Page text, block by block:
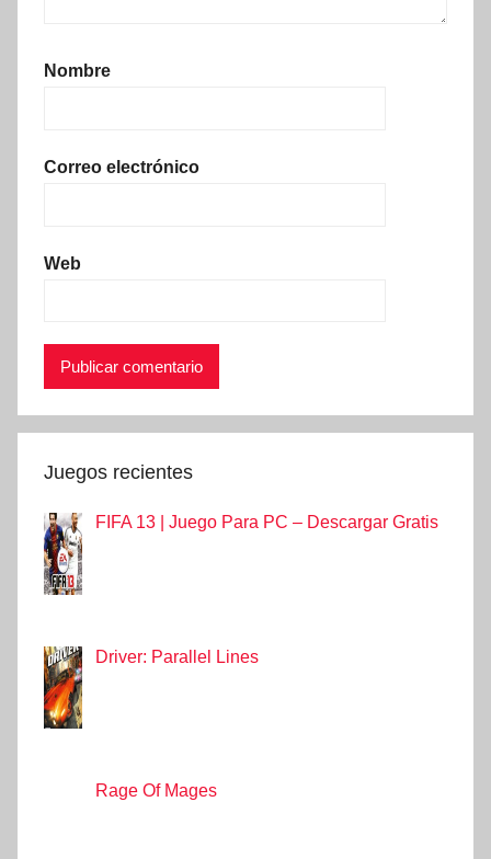
Nombre
Correo electrónico
Web
Juegos recientes
FIFA 13 | Juego Para PC – Descargar Gratis
Driver: Parallel Lines
Rage Of Mages